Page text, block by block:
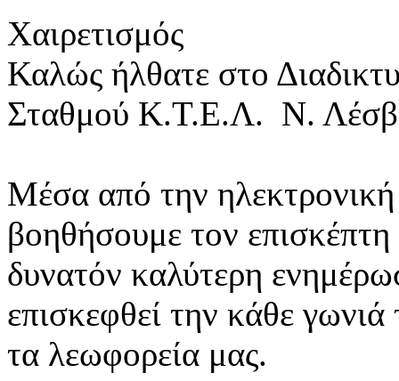
Χαιρετισμός
Καλώς ήλθατε στο
Σταθμού Κ.Τ.Ε.Λ. Ν.
Μέσα από την ηλεκτρονική
βοηθήσουμε τον
δυνατόν καλύτερη
επισκεφθεί την κάθε
τα λεωφορεία μας.